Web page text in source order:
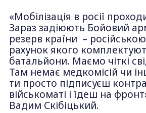
«Мобілізація в росії
Зараз задіюють Бойовий
резерв країни –
рахунок якого
батальйони. Маємо чіткі
Там немає медкомісій чи
ти просто підписуєш
військоматі і їдеш на
Вадим Скібіцький.